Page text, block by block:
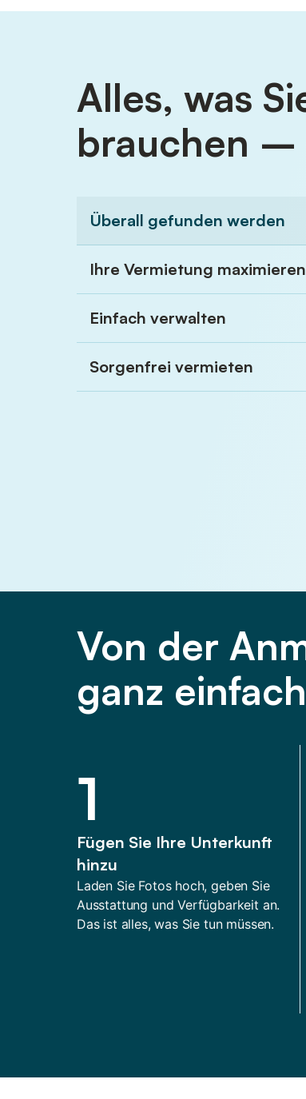
Alles, was
brauchen –
Überall gefunden werden
Ihre Vermietung maximieren
Einfach verwalten
Sorgenfrei vermieten
Von der
ganz einfach
1
Fügen Sie Ihre Unterkunft
hinzu
Laden Sie Fotos hoch, geben Sie
Ausstattung und Verfügbarkeit an.
Das ist alles, was Sie tun müssen.